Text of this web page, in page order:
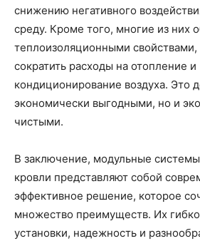
снижению негативного
среду. Кроме того, многие из них
теплоизоляционными свойствами,
сократить расходы на отопление и
кондиционирование воздуха. Это
экономически выгодными, но и
чистыми.
В заключение, модульные
кровли представляют собой
эффективное решение, которое
множество преимуществ. Их
установки, надежность и